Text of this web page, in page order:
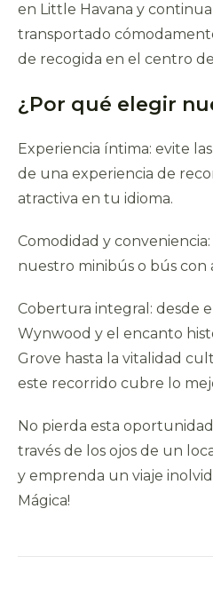
en Little Havana y
transportado
de recogida en el centro
¿Por qué elegir
Experiencia íntima: evite
de una experiencia de
atractiva en tu idioma.
Comodidad y
nuestro minibús o bús con
Cobertura integral: desde
Wynwood y el encanto
Grove hasta la vitalidad
este recorrido cubre lo
No pierda esta
través de los ojos de un
y emprenda un viaje
Mágica!